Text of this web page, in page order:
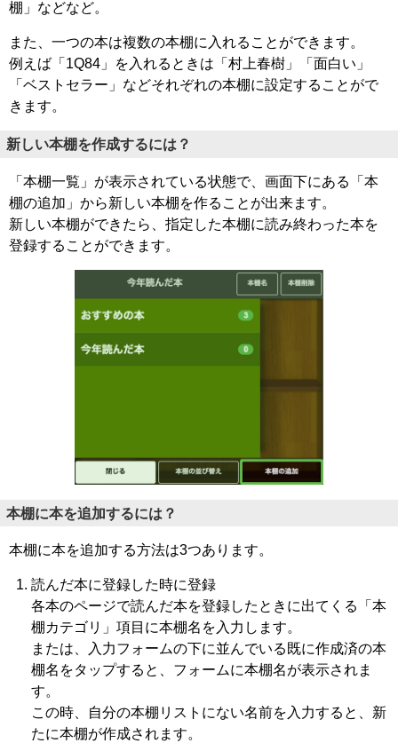
棚」などなど。
また、一つの本は複数の本棚に入れることができます。
例えば「1Q84」を入れるときは「村上春樹」「面白い」
「ベストセラー」などそれぞれの本棚に設定することがで
きます。
新しい本棚を作成するには？
「本棚一覧」が表示されている状態で、画面下にある「本
棚の追加」から新しい本棚を作ることが出来ます。
新しい本棚ができたら、指定した本棚に読み終わった本を
登録することができます。
本棚に本を追加するには？
本棚に本を追加する方法は3つあります。
読んだ本に登録した時に登録
各本のページで読んだ本を登録したときに出てくる「本
棚カテゴリ」項目に本棚名を入力します。
または、入力フォームの下に並んでいる既に作成済の本
棚名をタップすると、フォームに本棚名が表示されま
す。
この時、自分の本棚リストにない名前を入力すると、新
たに本棚が作成されます。